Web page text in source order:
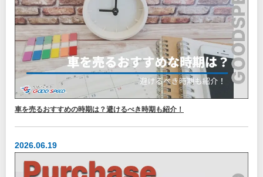
車を売るおすすめの時期は？避けるべき時期も紹介！
2026.06.19